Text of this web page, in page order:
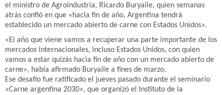
el ministro de Agroindustria, Ricardo Buryaile, quien semanas
atrás confió en que «hacia fin de año, Argentina tendrá
establecido un mercado abierto de carne con Estados Unidos».
«El año que viene vamos a recuperar una parte importante de los
mercados internacionales, incluso Estados Unidos, con quien
vamos a estar quizás hacia fin de año con un mercado abierto de
carne», había afirmado Buryaile a fines de marzo.
Ese desafío fue ratificado el jueves pasado durante el seminario
«Carne argentina 2030», que organizó el Instituto de la